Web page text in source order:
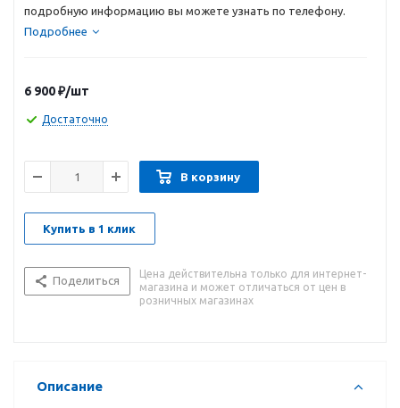
подробную информацию вы можете узнать по телефону.
Подробнее
6 900₽/шт
Достаточно
В корзину
Купить в 1 клик
Поделиться
Цена действительна только для интернет-
магазина и может отличаться от цен в
розничных магазинах
Описание